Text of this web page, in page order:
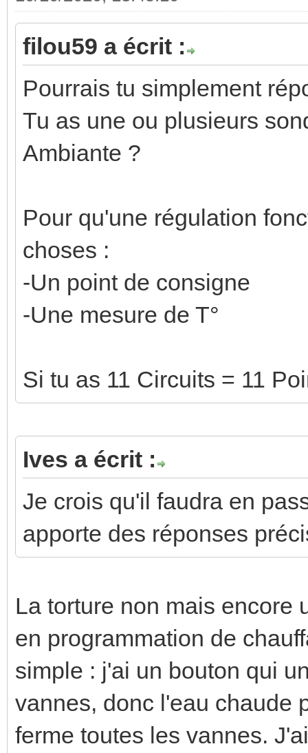
filou59 a écrit :
Pourrais tu simplement
Tu as une ou plusieurs
Ambiante ?
Pour qu'une régulation
choses :
-Un point de consigne
-Une mesure de T°
Si tu as 11 Circuits = 11
Ives a écrit :
Je crois qu'il faudra en
apporte des réponses
La torture non mais encore
en programmation de
simple : j'ai un bouton qui
vannes, donc l'eau chaude
ferme toutes les vannes.